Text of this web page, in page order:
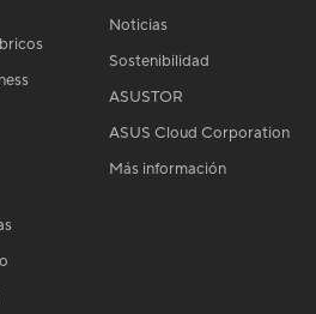
Noticias
Sostenibilidad
ASUSTOR
ASUS Cloud Corporation
Más información